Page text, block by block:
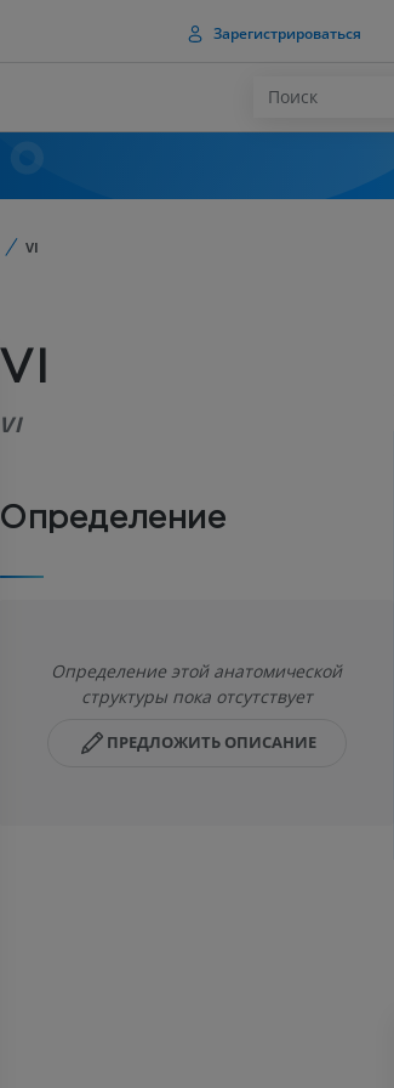
Зарегистрироваться
VI
VI
VI
Определение
Определение этой анатомической
структуры пока отсутствует
ПРЕДЛОЖИТЬ ОПИСАНИЕ